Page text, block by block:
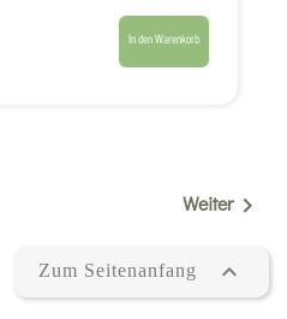
In den Warenkorb
Weiter
Zum Seitenanfang 